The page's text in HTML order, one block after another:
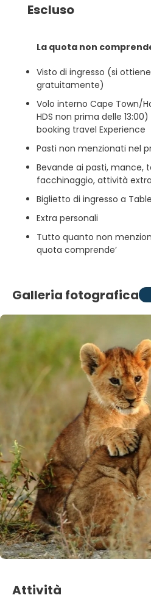
Escluso
La quota non
Visto di ingresso (si
gratuitamente)
Volo interno Cape Town/
HDS non prima delle
booking travel Experience
Pasti non menzionati nel
Bevande ai pasti, mance,
facchinaggio, attività extra
Biglietto di ingresso a
Extra personali
Tutto quanto non
quota comprende’
Galleria fotografica
Attività